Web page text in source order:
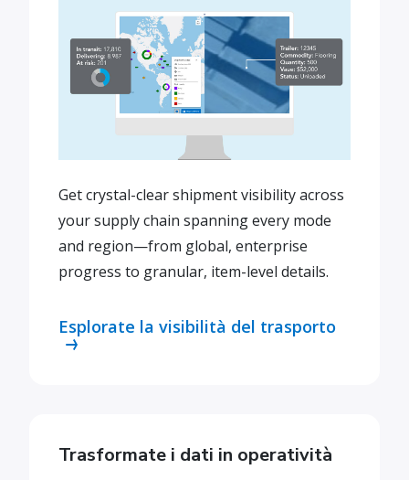
Get crystal-clear shipment visibility across
your supply chain spanning every mode
and region—from global, enterprise
progress to granular, item-level details.
Esplorate la visibilità del trasporto
Trasformate i dati in operatività